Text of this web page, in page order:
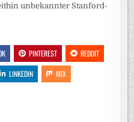
unbekannter Stanford-
PINTEREST
REDDIT
LINKEDIN MIX